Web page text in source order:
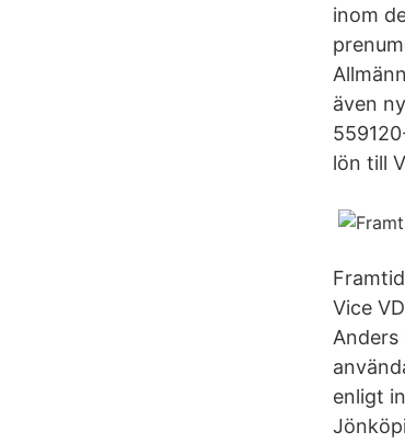
inom
även
lön till
Vice
enligt